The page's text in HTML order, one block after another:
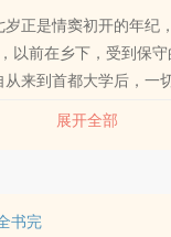
正是情窦初开的年纪
以前在乡下，受到保守
来到首都大学后，一
展开全部
书完